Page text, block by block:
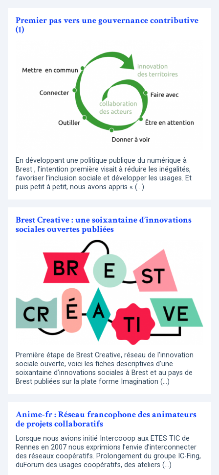
Premier pas vers une gouvernance contributive
(1)
En développant une politique publique du numérique à
Brest , l’intention première visait à réduire les inégalités,
favoriser l’inclusion sociale et développer les usages. Et
puis petit à petit, nous avons appris « (…)
Brest Creative : une soixantaine d’innovations
sociales ouvertes publiées
Première étape de Brest Creative, réseau de l’innovation
sociale ouverte, voici les fiches descriptives d’une
soixantaine d’innovations sociales à Brest et au pays de
Brest publiées sur la plate forme Imagination (…)
Anime-fr : Réseau francophone des animateurs
de projets collaboratifs
Lorsque nous avions initié Intercooop aux ETES TIC de
Rennes en 2007 nous exprimions l’envie d’interconnecter
des réseaux coopératifs. Prolongement du groupe IC-Fing,
duForum des usages coopératifs, des ateliers (…)